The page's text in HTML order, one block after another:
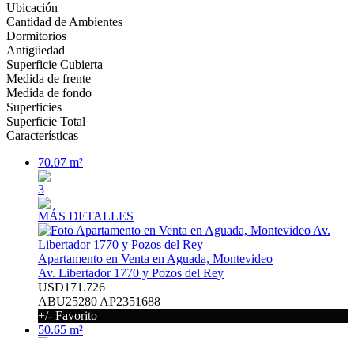
Ubicación
Cantidad de Ambientes
Dormitorios
Antigüedad
Superficie Cubierta
Medida de frente
Medida de fondo
Superficies
Superficie Total
Características
70.07 m²
3
MÁS DETALLES
Apartamento en Venta en Aguada, Montevideo
Av. Libertador 1770 y Pozos del Rey
USD171.726
ABU25280 AP2351688
+/- Favorito
50.65 m²